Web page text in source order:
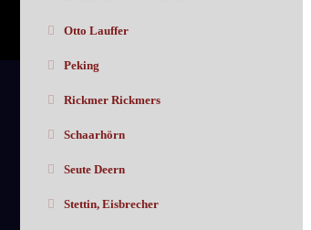
Otto Lauffer
Peking
Rickmer Rickmers
Schaarhörn
Seute Deern
Stettin, Eisbrecher